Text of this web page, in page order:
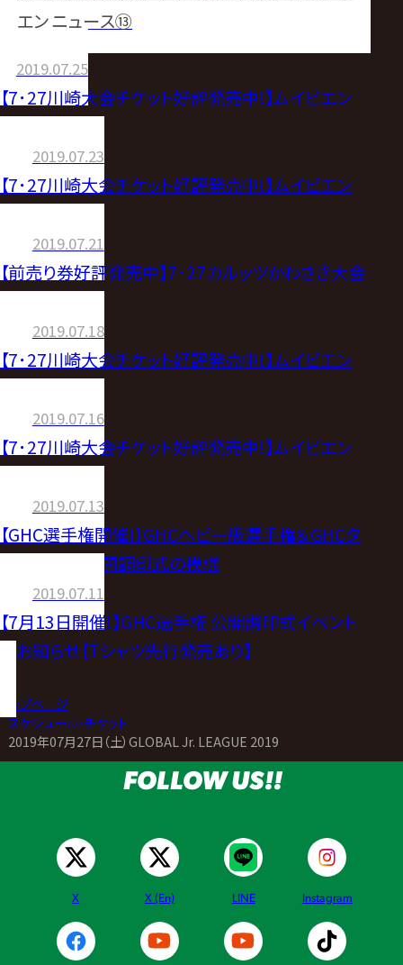
エン ニュース⑬
2019.07.25
【7･27川崎大会チケット好評発売中!】ムイビエン
2019.07.23
【7･27川崎大会チケット好評発売中!】ムイビエン
2019.07.21
【前売り券好評発売中】7･27カルッツかわさき大会
2019.07.18
【7･27川崎大会チケット好評発売中!】ムイビエン
2019.07.16
【7･27川崎大会チケット好評発売中!】ムイビエン
2019.07.13
【GHC選手権開催!】GHCヘビー級選手権＆GHCタ
ッグ選手権 公開調印式の模様
2019.07.11
【7月13日開催!】GHC選手権 公開調印式イベント
のお知らせ【Tシャツ先行発売あり】
トップページ
>スケジュール・チケット
2019年07月27日（土）GLOBAL Jr. LEAGUE 2019
FOLLOW US!!
X X (En) LINE Instagram